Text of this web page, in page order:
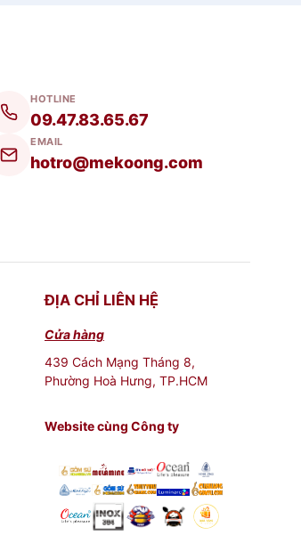
HOTLINE
09.47.83.65.67
EMAIL
hotro@mekoong.com
ĐỊA CHỈ LIÊN HỆ
Cửa hàng
439 Cách Mạng Tháng 8,
Phường Hoà Hưng, TP.HCM
Website cùng Công ty